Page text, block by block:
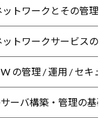
ットワークとその管理
ットワークサービスの
の管理 / 運用 / セキュ
サーバ構築・管理の基